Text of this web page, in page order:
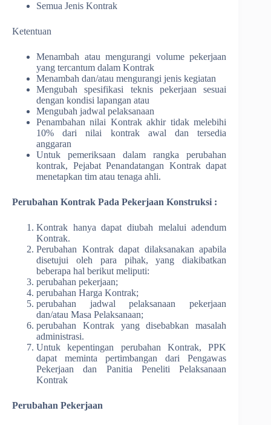
Semua Jenis Kontrak
Ketentuan
Menambah atau mengurangi volume pekerjaan
yang tercantum dalam Kontrak
Menambah dan/atau mengurangi jenis kegiatan
Mengubah spesifikasi teknis pekerjaan sesuai
dengan kondisi lapangan atau
Mengubah jadwal pelaksanaan
Penambahan nilai Kontrak akhir tidak melebihi
10% dari nilai kontrak awal dan tersedia
anggaran
Untuk pemeriksaan dalam rangka perubahan
kontrak, Pejabat Penandatangan Kontrak dapat
menetapkan tim atau tenaga ahli.
Perubahan Kontrak Pada Pekerjaan Konstruksi :
Kontrak hanya dapat diubah melalui adendum
Kontrak.
Perubahan Kontrak dapat dilaksanakan apabila
disetujui oleh para pihak, yang diakibatkan
beberapa hal berikut meliputi:
perubahan pekerjaan;
perubahan Harga Kontrak;
perubahan jadwal pelaksanaan pekerjaan
dan/atau Masa Pelaksanaan;
perubahan Kontrak yang disebabkan masalah
administrasi.
Untuk kepentingan perubahan Kontrak, PPK
dapat meminta pertimbangan dari Pengawas
Pekerjaan dan Panitia Peneliti Pelaksanaan
Kontrak
Perubahan Pekerjaan